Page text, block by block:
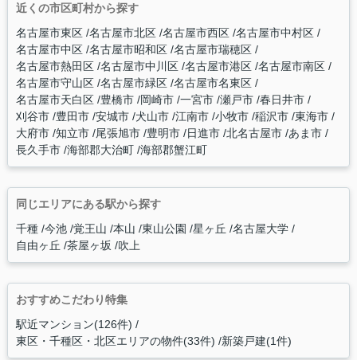
近くの市区町村から探す
名古屋市東区 名古屋市北区 名古屋市西区 名古屋市中村区
名古屋市中区 名古屋市昭和区 名古屋市瑞穂区
名古屋市熱田区 名古屋市中川区 名古屋市港区 名古屋市南区
名古屋市守山区 名古屋市緑区 名古屋市名東区
名古屋市天白区 豊橋市 岡崎市 一宮市 瀬戸市 春日井市
刈谷市 豊田市 安城市 犬山市 江南市 小牧市 稲沢市 東海市
大府市 知立市 尾張旭市 豊明市 日進市 北名古屋市 あま市
長久手市 海部郡大治町 海部郡蟹江町
同じエリアにある駅から探す
千種 今池 覚王山 本山 東山公園 星ヶ丘 名古屋大学
自由ヶ丘 茶屋ヶ坂 吹上
おすすめこだわり特集
駅近マンション(126件)
東区・千種区・北区エリアの物件(33件) 新築戸建(1件)